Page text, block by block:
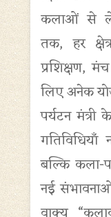
कलाओं से
तक, हर
प्रशिक्षण,
लिए अनेक
पर्यटन
बल्कि कला-
नई